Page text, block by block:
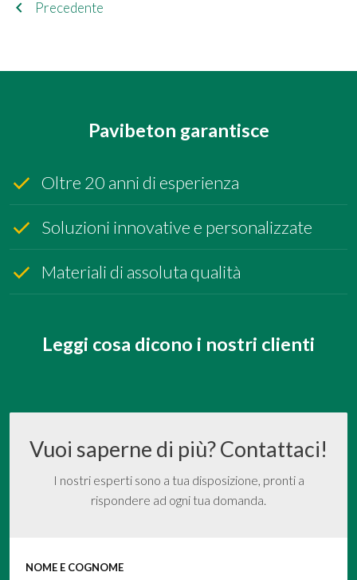
navigate_before Precedente
Vuoi saperne di più? Contattaci!
I nostri esperti sono a tua disposizione, pronti a
rispondere ad ogni tua domanda.
NOME E COGNOME
Pavibeton garantisce
Oltre 20 anni di esperienza
Soluzioni innovative e personalizzate
Materiali di assoluta qualità
Leggi cosa dicono i nostri clienti